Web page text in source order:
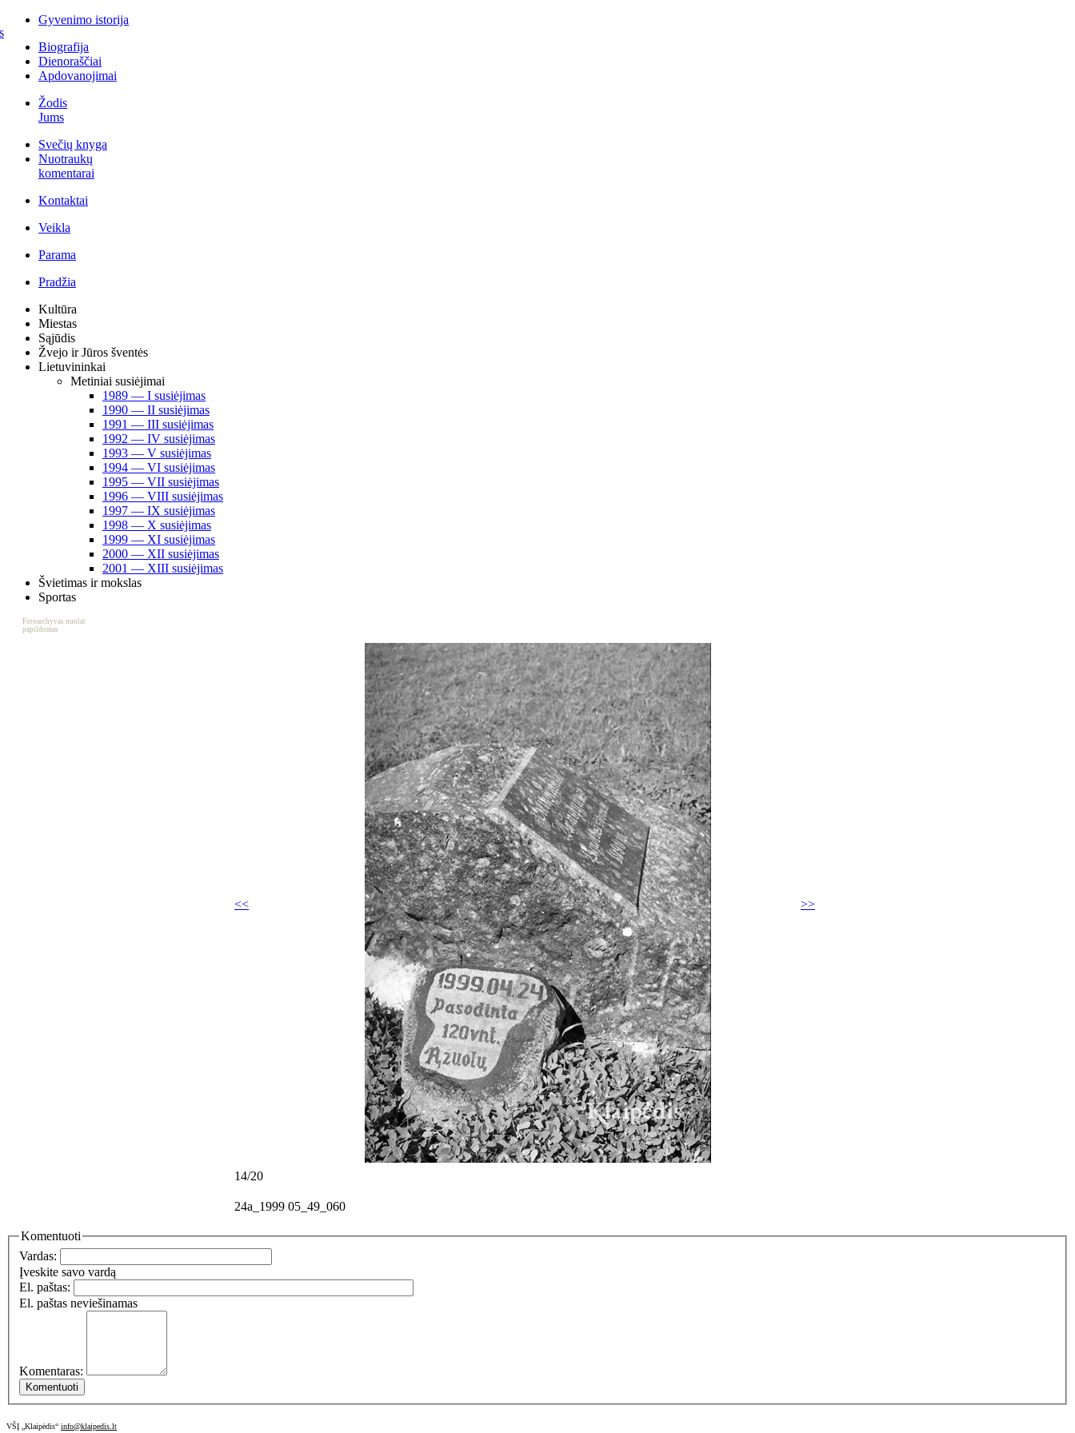
Gyvenimo istorija
Biografija
Dienoraščiai
Apdovanojimai
Žodis
Jums
Svečių knyga
Nuotraukų
komentarai
Kontaktai
Veikla
Parama
Pradžia
Kultūra
Miestas
Sąjūdis
Žvejo ir Jūros šventės
Lietuvininkai
Metiniai susiėjimai
1989 ― I susiėjimas
1990 ― II susiėjimas
1991 ― III susiėjimas
1992 ― IV susiėjimas
1993 ― V susiėjimas
1994 ― VI susiėjimas
1995 ― VII susiėjimas
1996 ― VIII susiėjimas
1997 ― IX susiėjimas
1998 ― X susiėjimas
1999 ― XI susiėjimas
2000 ― XII susiėjimas
2001 ― XIII susiėjimas
Švietimas ir mokslas
Sportas
Fotoarchyvas nuolat
papildomas
<< >>
14/20
24a_1999 05_49_060
Komentuoti
Vardas:
Įveskite savo vardą
El. paštas:
El. paštas neviešinamas
Komentaras:
VŠĮ „Klaipėdis“ info@klaipedis.lt